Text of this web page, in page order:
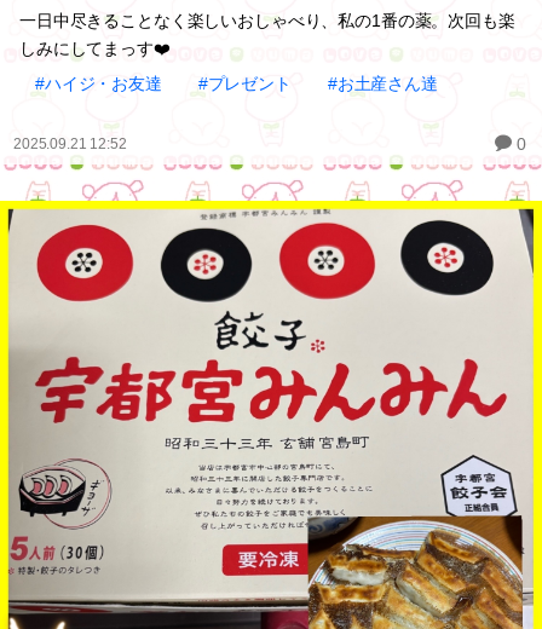
一日中尽きることなく楽しいおしゃべり、私の1番の薬。次回も楽
しみにしてまっす❤️
#ハイジ・お友達
#プレゼント #お土産さん達
2025.09.21 12:52 0